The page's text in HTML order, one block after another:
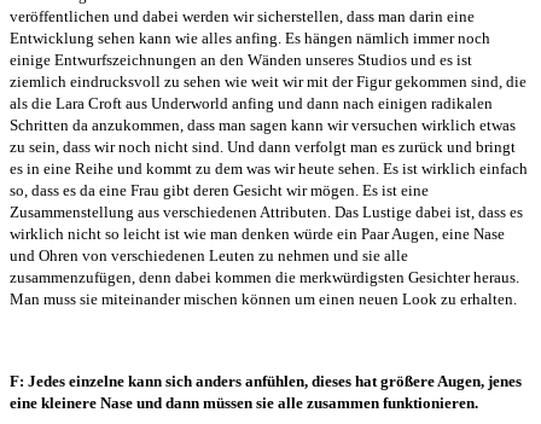
veröffentlichen und dabei werden wir sicherstellen, dass man darin eine
Entwicklung sehen kann wie alles anfing. Es hängen nämlich immer noch
einige Entwurfszeichnungen an den Wänden unseres Studios und es ist
ziemlich eindrucksvoll zu sehen wie weit wir mit der Figur gekommen sind, die
als die Lara Croft aus Underworld anfing und dann nach einigen radikalen
Schritten da anzukommen, dass man sagen kann wir versuchen wirklich etwas
zu sein, dass wir noch nicht sind. Und dann verfolgt man es zurück und bringt
es in eine Reihe und kommt zu dem was wir heute sehen. Es ist wirklich einfach
so, dass es da eine Frau gibt deren Gesicht wir mögen. Es ist eine
Zusammenstellung aus verschiedenen Attributen. Das Lustige dabei ist, dass es
wirklich nicht so leicht ist wie man denken würde ein Paar Augen, eine Nase
und Ohren von verschiedenen Leuten zu nehmen und sie alle
zusammenzufügen, denn dabei kommen die merkwürdigsten Gesichter heraus.
Man muss sie miteinander mischen können um einen neuen Look zu erhalten.
F: Jedes einzelne kann sich anders anfühlen, dieses hat größere Augen, jenes
eine kleinere Nase und dann müssen sie alle zusammen funktionieren.